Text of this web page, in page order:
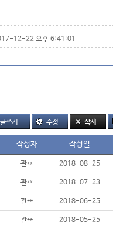
12-22 오후 6:41:01
글쓰기 수정 삭제
작성자 작성일
관** 2018-08-25
관** 2018-07-23
관** 2018-06-25
관** 2018-05-25